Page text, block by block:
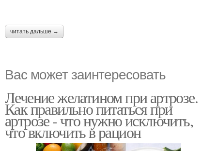
читать дальше →
Вас может заинтересовать
Лечение желатином при артрозе.
Как правильно питаться при
артрозе - что нужно исключить,
что включить в рацион